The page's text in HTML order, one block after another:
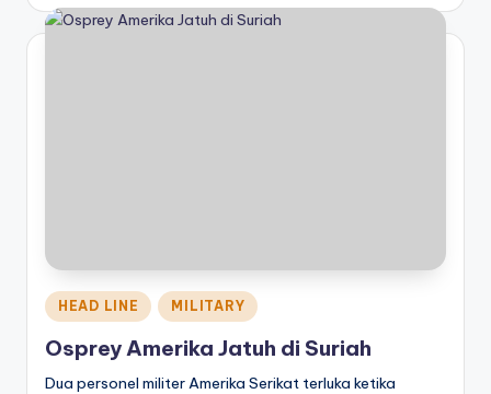
Posted
in
HEAD LINE MILITARY
Osprey Amerika Jatuh di Suriah
Dua personel militer Amerika Serikat terluka ketika